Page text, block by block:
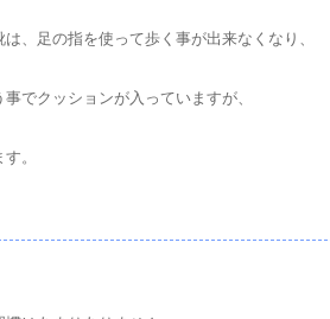
、足の指を使って歩く事が出来なくなり、
でクッションが入っていますが、
。